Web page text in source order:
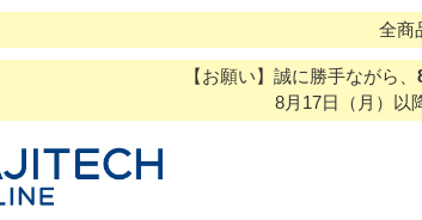
全商
【お願い】誠に勝手ながら、
8月17日（月）以